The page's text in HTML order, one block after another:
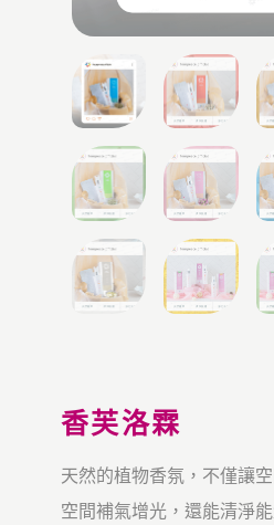
香芙洛霖
天然的植物香氛，不僅讓
空間補氣增光，還能清淨